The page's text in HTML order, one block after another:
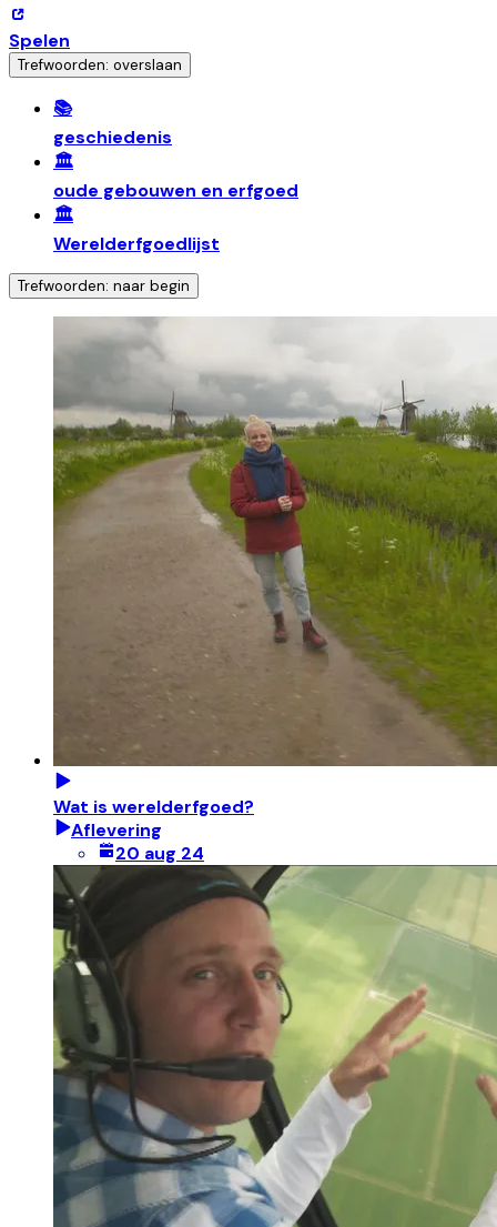
Spelen
Trefwoorden: overslaan
📚
geschiedenis
🏛️
oude gebouwen en erfgoed
🏛️
Werelderfgoedlijst
Trefwoorden: naar begin
Wat is werelderfgoed?
Aflevering
20 aug 24